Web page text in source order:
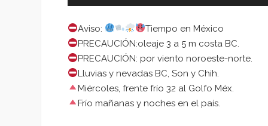
Aviso:
Tiempo en México
PRECAUCIÓN:oleaje 3 a 5 m costa BC.
PRECAUCIÓN: por viento noroeste-norte.
Lluvias y nevadas BC, Son y Chih.
Miércoles, frente frío 32 al Golfo Méx.
Frío mañanas y noches en el país.